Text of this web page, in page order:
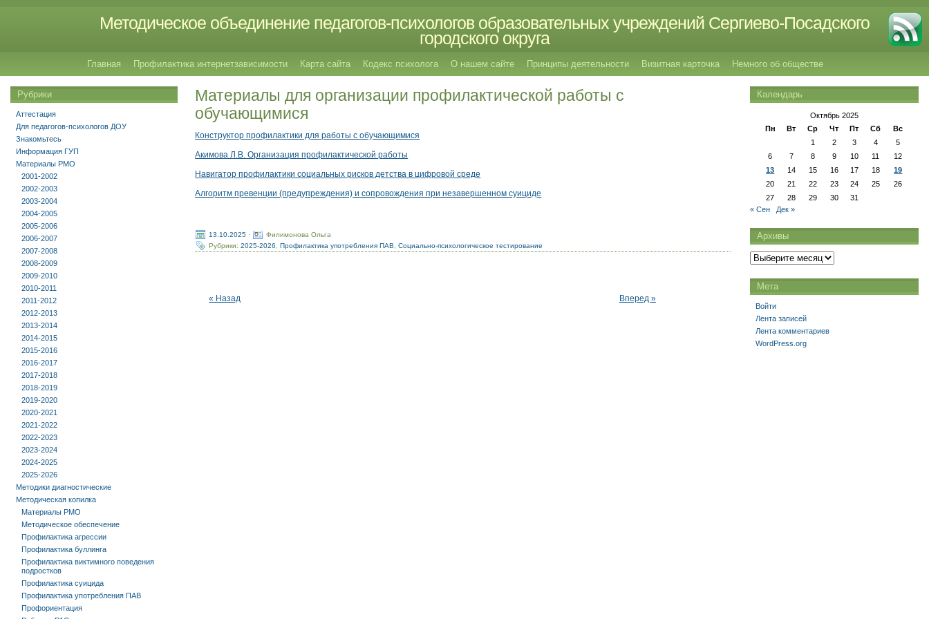
Методическое объединение педагогов-психологов образовательных учреждений Сергиево-Посадского
городского округа
Главная Профилактика интернетзависимости Карта сайта Кодекс психолога О нашем сайте Принципы деятельности Визитная карточка Немного об обществе
Материалы для организации профилактической работы с
обучающимися
Конструктор профилактики для работы с обучающимися
Акимова Л.В. Организация профилактической работы
Навигатор профилактики социальных рисков детства в цифровой среде
Алгоритм превенции (предупреждения) и сопровождения при незавершенном суициде
13.10.2025 ·
Филимонова Ольга
Рубрики:2025-2026 ,Профилактика употребления ПАВ ,Социально-психологическое тестирование
« Назад Вперед »
Календарь
Октябрь 2025
Пн
Вт Ср Чт Пт Сб
Вс
1
2 3 4
5
6
7 8 9 10 11
12
13
14 15 16 17 18
19
20
21 22 23 24 25
26
27
28 29 30
31
« Сен
Дек »
Архивы
Архивы
Мета
Войти
Лента записей
Лента комментариев
WordPress.org
Рубрики
Аттестация
Для педагогов-психологов ДОУ
Знакомьтесь
Информация ГУП
Материалы РМО
2001-2002
2002-2003
2003-2004
2004-2005
2005-2006
2006-2007
2007-2008
2008-2009
2009-2010
2010-2011
2011-2012
2012-2013
2013-2014
2014-2015
2015-2016
2016-2017
2017-2018
2018-2019
2019-2020
2020-2021
2021-2022
2022-2023
2023-2024
2024-2025
2025-2026
Методики диагностические
Методическая копилка
Материалы РМО
Методическое обеспечение
Профилактика агрессии
Профилактика буллинга
Профилактика виктимного поведения
подростков
Профилактика суицида
Профилактика употребления ПАВ
Профориентация